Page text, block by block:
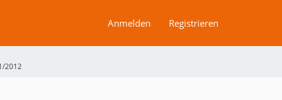
Anmelden Registrieren
2012